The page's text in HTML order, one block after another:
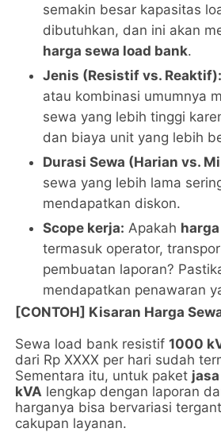
semakin besar kapasitas
dibutuhkan, dan ini akan
harga sewa load bank.
Jenis (Resistif vs. Reaktif):
atau kombinasi umumnya
sewa yang lebih tinggi
dan biaya unit yang lebih
Durasi Sewa (Harian vs.
sewa yang lebih lama
mendapatkan diskon.
Scope kerja: Apakah
termasuk operator,
pembuatan laporan?
mendapatkan penawaran
[CONTOH] Kisaran Harga
Sewa load bank resistif1000
dari Rp XXXX per hari sudah
Sementara itu, untuk paket
kVA lengkap dengan laporan
harganya bisa bervariasi
cakupan layanan.